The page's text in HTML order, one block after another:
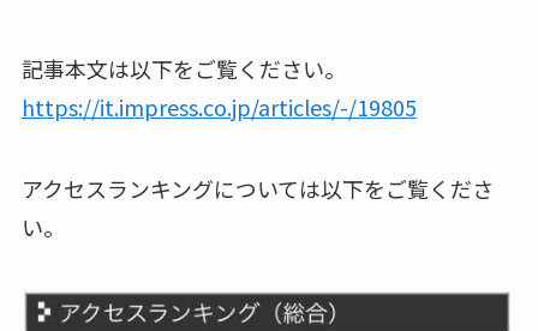
記事本文は以下をご覧ください。
https://it.impress.co.jp/articles/-/19805
アクセスランキングについては以下をご覧くださ
い。